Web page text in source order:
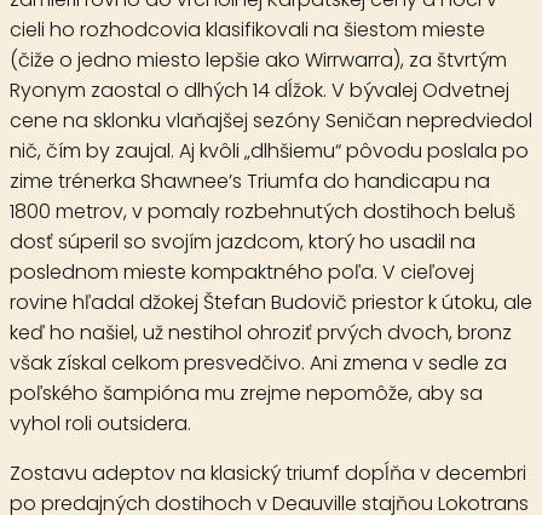
cieli ho rozhodcovia klasifikovali na šiestom mieste
(čiže o jedno miesto lepšie ako Wirrwarra), za štvrtým
Ryonym zaostal o dlhých 14 dĺžok. V bývalej Odvetnej
cene na sklonku vlaňajšej sezóny Seničan nepredviedol
nič, čím by zaujal. Aj kvôli „dlhšiemu“ pôvodu poslala po
zime trénerka Shawnee’s Triumfa do handicapu na
1800 metrov, v pomaly rozbehnutých dostihoch beluš
dosť súperil so svojím jazdcom, ktorý ho usadil na
poslednom mieste kompaktného poľa. V cieľovej
rovine hľadal džokej Štefan Budovič priestor k útoku, ale
keď ho našiel, už nestihol ohroziť prvých dvoch, bronz
však získal celkom presvedčivo. Ani zmena v sedle za
poľského šampióna mu zrejme nepomôže, aby sa
vyhol roli outsidera.
Zostavu adeptov na klasický triumf dopĺňa v decembri
po predajných dostihoch v Deauville stajňou Lokotrans